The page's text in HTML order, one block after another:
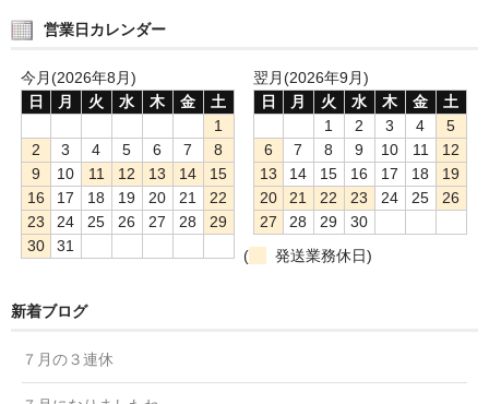
営業日カレンダー
今月(2026年8月)
日
月 火 水 木 金
土
1
2
3 4 5 6 7
8
9
10 11 12 13 14
15
16
17 18 19 20 21
22
23
24 25 26 27 28
29
30
31
翌月(2026年9月)
日
月 火 水 木 金
土
1
2 3 4
5
6
7 8 9 10 11
12
13
14 15 16 17 18
19
20
21 22 23 24 25
26
27
28 29
30
(
発送業務休日)
新着ブログ
７月の３連休